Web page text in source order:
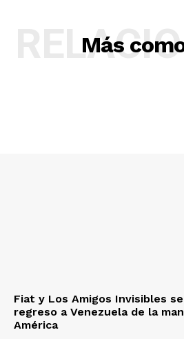
Más
Fiat y Los Amigos Invisibles
regreso a Venezuela de la
América